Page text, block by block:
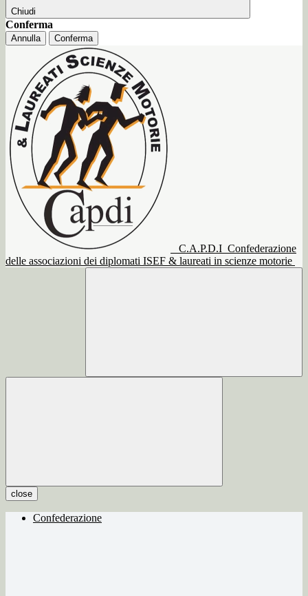
Chiudi
Conferma
Annulla Conferma
C.A.P.D.I Confederazione
delle associazioni dei diplomati ISEF & laureati in scienze motorie
close
Confederazione